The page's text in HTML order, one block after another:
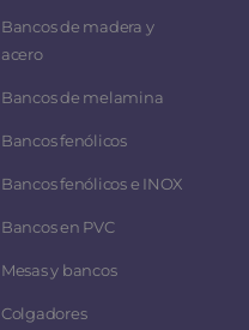
Bancos de madera y
acero
Bancos de melamina
Bancos fenólicos
Bancos fenólicos e INOX
Bancos en PVC
Mesas y bancos
Colgadores